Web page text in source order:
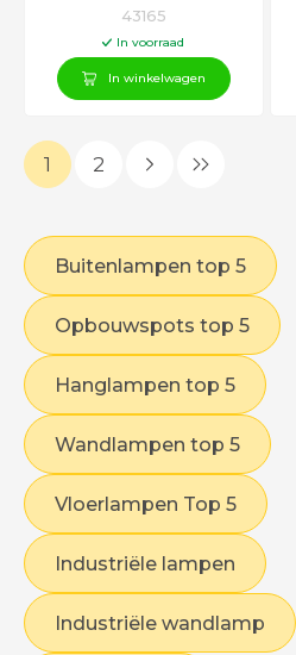
43165
In voorraad
In winkelwagen
1 2
Buitenlampen top 5
Opbouwspots top 5
Hanglampen top 5
Wandlampen top 5
Vloerlampen Top 5
Industriële lampen
Industriële wandlamp